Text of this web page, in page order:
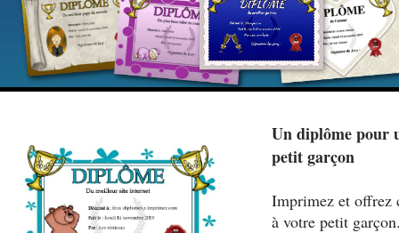
Un diplôme pour
petit garçon
Imprimez et offrez
à votre petit